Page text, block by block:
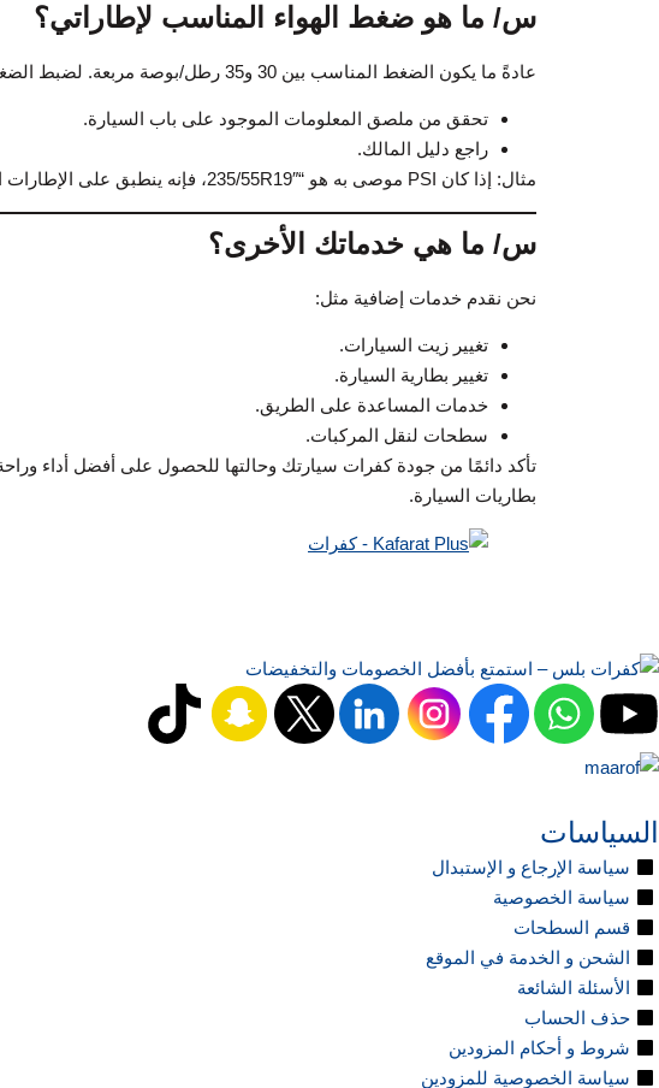
س/ ما هو ضغط الهواء المناسب لإطاراتي؟
عادةً ما يكون الضغط المناسب بين 30 و35 رطل/بوصة مربعة. لضبط الضغط بدقة:
تحقق من ملصق المعلومات الموجود على باب السيارة.
راجع دليل المالك.
مثال: إذا كان PSI موصى به هو “235/55R19″، فإنه ينطبق على الإطارات الأمامية والخلفية.
س/ ما هي خدماتك الأخرى؟
نحن نقدم خدمات إضافية مثل:
تغيير زيت السيارات.
تغيير بطارية السيارة.
خدمات المساعدة على الطريق.
سطحات لنقل المركبات.
تأكد دائمًا من جودة كفرات سيارتك وحالتها للحصول على أفضل أداء
بطاريات السيارة.
السياسات
سياسة الإرجاع و الإستبدال
سياسة الخصوصية
قسم السطحات
الشحن و الخدمة في الموقع
الأسئلة الشائعة
حذف الحساب
شروط و أحكام المزودين
سياسة الخصوصية للمزودين